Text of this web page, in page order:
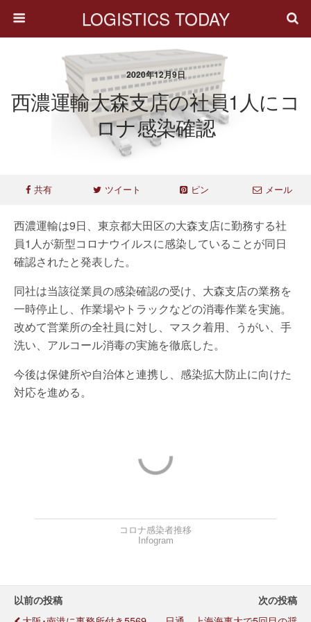
LOGISTICS TODAY
2020年12月9日
西濃運輸大森支店の社員1人にコ
ロナ感染確認
共有 ツイート ピン メール
西濃運輸は9日、東京都大田区の大森支店に勤務する社
員1人が新型コロナウイルスに感染していることが同日
確認されたと発表した。
同社は当該従業員の感染確認の受け、大森支店の業務を
一時停止し、作業場やトラックなどの消毒作業を実施。
改めて営業所の全社員に対し、マスク着用、うがい、手
洗い、アルコール消毒の実施を徹底した。
今後は保健所や自治体と連携し、感染拡大防止に向けた
対応を進める。
コロナ感染者推移
Infogram
以前の投稿 次の投稿